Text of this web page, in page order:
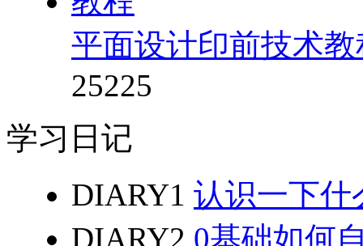
平面设计印前技术教
25225
学习日记
DIARY1 认识一下什
DIARY2 0基础如何